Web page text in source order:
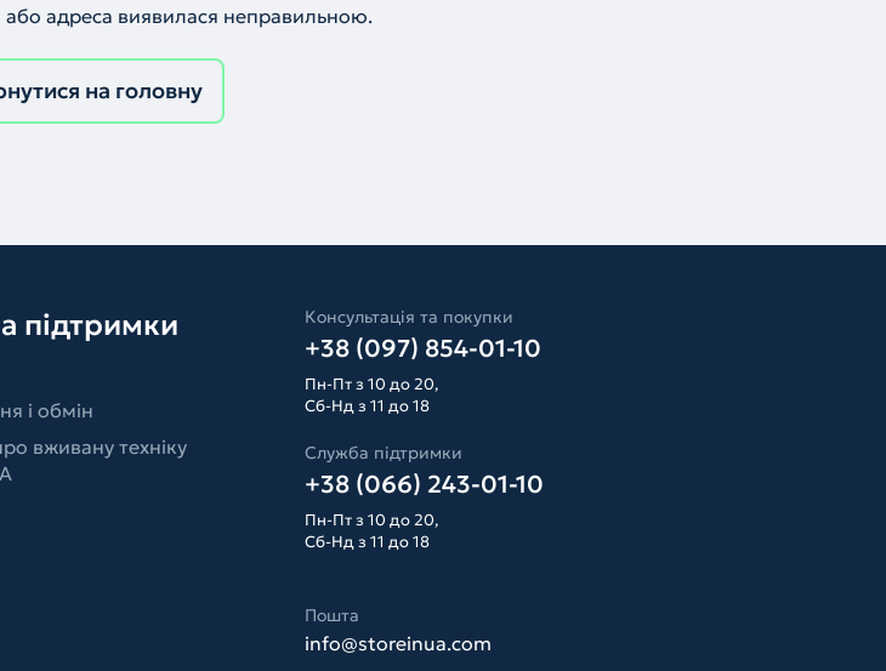
або адреса виявилася неправильною.
на головну
підтримки
і обмін
вживану техніку
Консультація та покупки
+38 (097) 854-01-10
Пн-Пт з 10 до 20,
Сб-Нд з 11 до 18
Служба підтримки
+38 (066) 243-01-10
Пн-Пт з 10 до 20,
Сб-Нд з 11 до 18
Пошта
info@storeinua.com